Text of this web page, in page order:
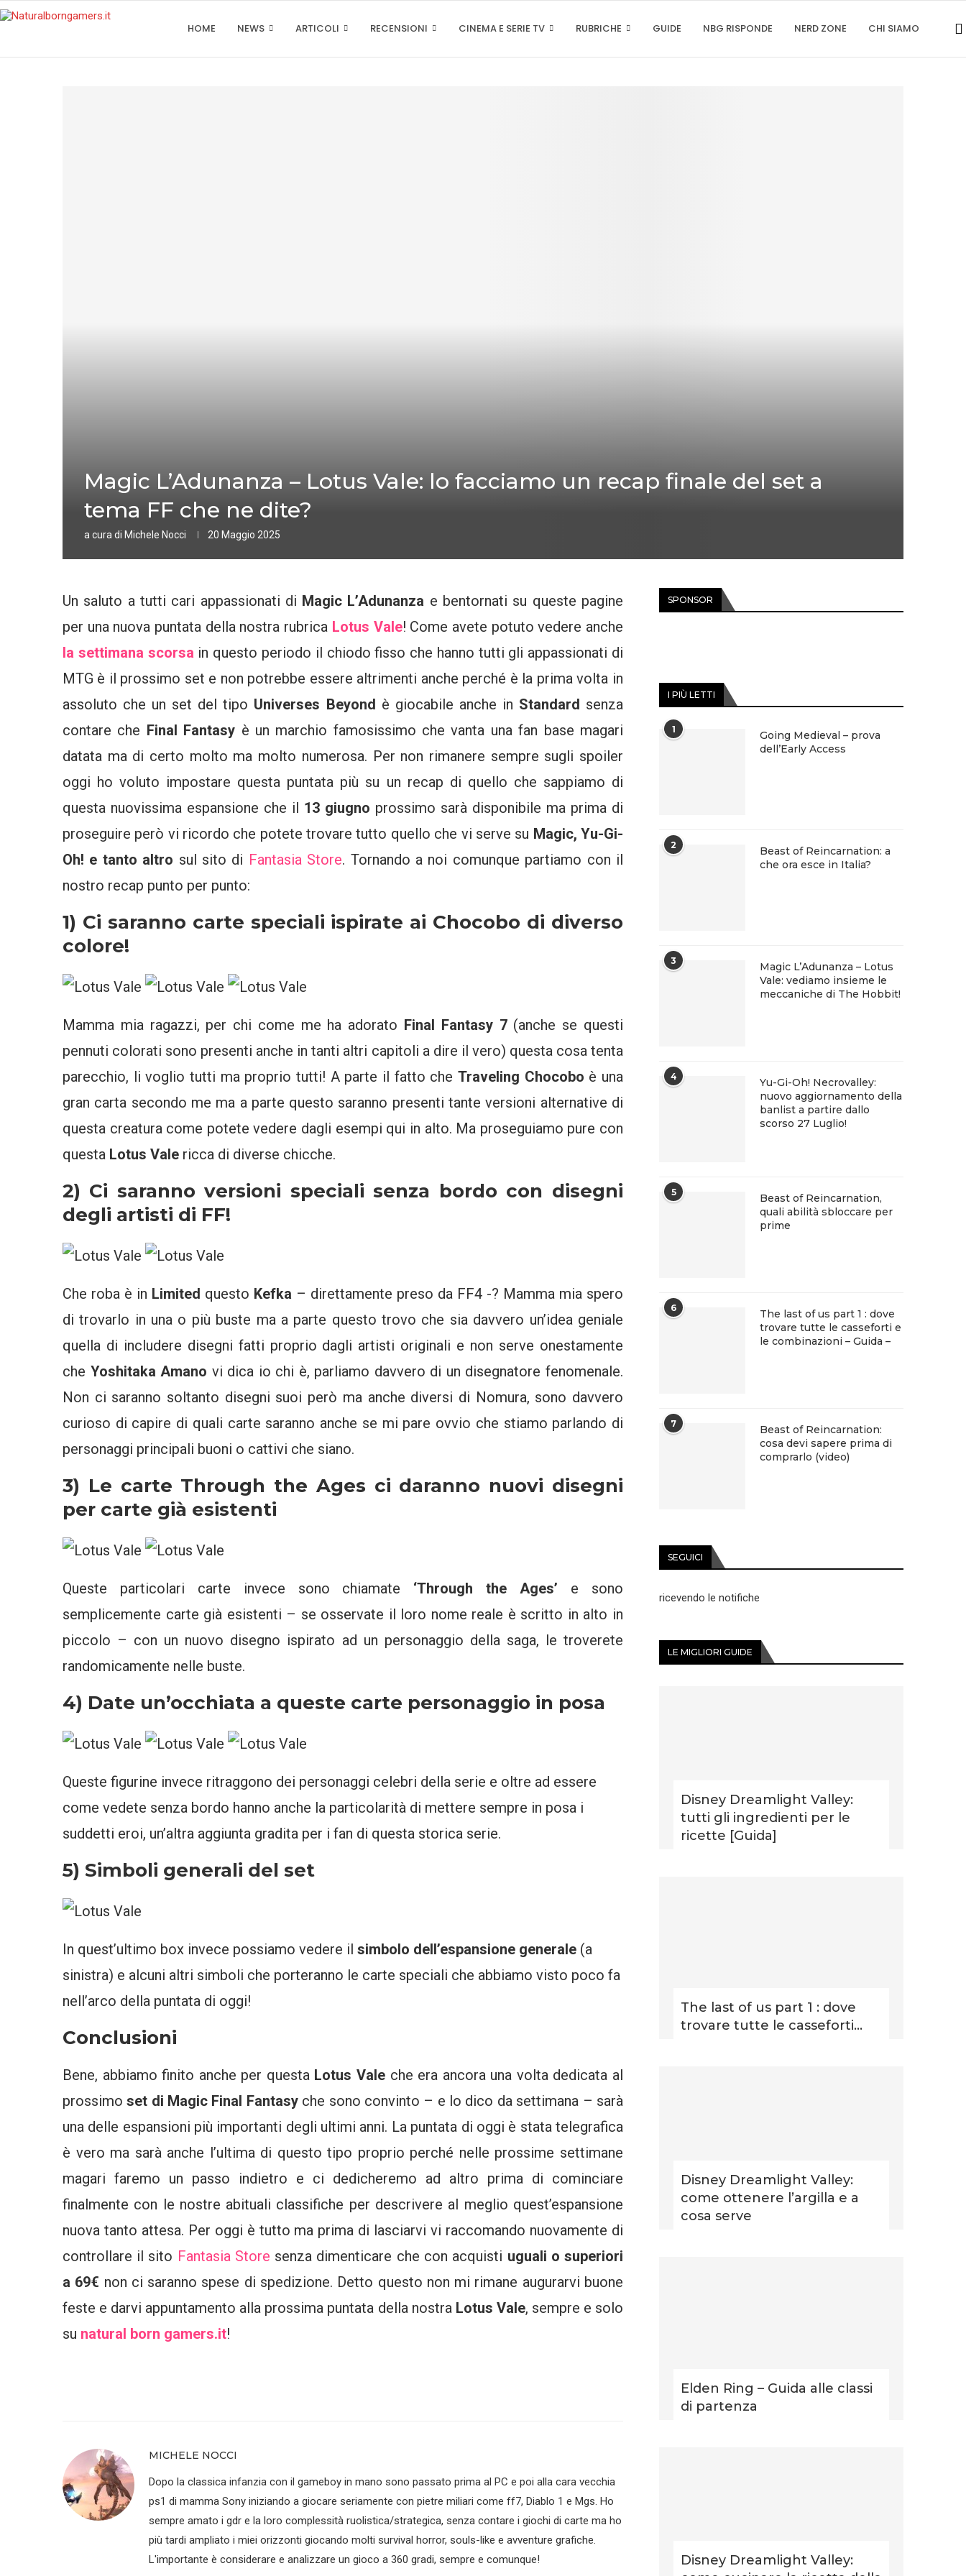
HOME NEWS ARTICOLI RECENSIONI CINEMA E SERIE TV RUBRICHE GUIDE NBG RISPONDE NERD ZONE CHI SIAMO
Magic L’Adunanza – Lotus Vale: lo facciamo un recap finale del set a
tema FF che ne dite?
a cura di Michele Nocci 20 Maggio 2025
Un saluto a tutti cari appassionati di Magic L’Adunanza e bentornati su queste pagine
per una nuova puntata della nostra rubrica Lotus Vale! Come avete potuto vedere anche
la settimana scorsa in questo periodo il chiodo fisso che hanno tutti gli appassionati di
MTG è il prossimo set e non potrebbe essere altrimenti anche perché è la prima volta in
assoluto che un set del tipo Universes Beyond è giocabile anche in Standard senza
contare che Final Fantasy è un marchio famosissimo che vanta una fan base magari
datata ma di certo molto ma molto numerosa. Per non rimanere sempre sugli spoiler
oggi ho voluto impostare questa puntata più su un recap di quello che sappiamo di
questa nuovissima espansione che il 13 giugno prossimo sarà disponibile ma prima di
proseguire però vi ricordo che potete trovare tutto quello che vi serve su Magic, Yu-Gi-
Oh! e tanto altro sul sito di Fantasia Store. Tornando a noi comunque partiamo con il
nostro recap punto per punto:
1) Ci saranno carte speciali ispirate ai Chocobo di diverso
colore!
Mamma mia ragazzi, per chi come me ha adorato Final Fantasy 7(anche se questi
pennuti colorati sono presenti anche in tanti altri capitoli a dire il vero) questa cosa tenta
parecchio, li voglio tutti ma proprio tutti! A parte il fatto che Traveling Chocobo è una
gran carta secondo me ma a parte questo saranno presenti tante versioni alternative di
questa creatura come potete vedere dagli esempi qui in alto. Ma proseguiamo pure con
questa Lotus Vale ricca di diverse chicche.
2) Ci saranno versioni speciali senza bordo con disegni
degli artisti di FF!
Che roba è in Limited questo Kefka – direttamente preso da FF4 -? Mamma mia spero
di trovarlo in una o più buste ma a parte questo trovo che sia davvero un’idea geniale
quella di includere disegni fatti proprio dagli artisti originali e non serve onestamente
che Yoshitaka Amano vi dica io chi è, parliamo davvero di un disegnatore fenomenale.
Non ci saranno soltanto disegni suoi però ma anche diversi di Nomura, sono davvero
curioso di capire di quali carte saranno anche se mi pare ovvio che stiamo parlando di
personaggi principali buoni o cattivi che siano.
3) Le carte Through the Ages ci daranno nuovi disegni
per carte già esistenti
Queste particolari carte invece sono chiamate ‘Through the Ages’ e sono
semplicemente carte già esistenti – se osservate il loro nome reale è scritto in alto in
piccolo – con un nuovo disegno ispirato ad un personaggio della saga, le troverete
randomicamente nelle buste.
4) Date un’occhiata a queste carte personaggio in posa
Queste figurine invece ritraggono dei personaggi celebri della serie e oltre ad essere
come vedete senza bordo hanno anche la particolarità di mettere sempre in posa i
suddetti eroi, un’altra aggiunta gradita per i fan di questa storica serie.
5) Simboli generali del set
In quest’ultimo box invece possiamo vedere il simbolo dell’espansione generale (a
sinistra) e alcuni altri simboli che porteranno le carte speciali che abbiamo visto poco fa
nell’arco della puntata di oggi!
Conclusioni
Bene, abbiamo finito anche per questa Lotus Vale che era ancora una volta dedicata al
prossimoset di Magic Final Fantasyche sono convinto – e lo dico da settimana – sarà
una delle espansioni più importanti degli ultimi anni. La puntata di oggi è stata telegrafica
è vero ma sarà anche l’ultima di questo tipo proprio perché nelle prossime settimane
magari faremo un passo indietro e ci dedicheremo ad altro prima di cominciare
finalmente con le nostre abituali classifiche per descrivere al meglio quest’espansione
nuova tanto attesa. Per oggi è tutto ma prima di lasciarvi vi raccomando nuovamente di
controllare il sito Fantasia Store senza dimenticare che con acquisti uguali o superiori
a 69€ non ci saranno spese di spedizione. Detto questo non mi rimane augurarvi buone
feste e darvi appuntamento alla prossima puntata della nostra Lotus Vale, sempre e solo
su natural born gamers.it!
MICHELE NOCCI
Dopo la classica infanzia con il gameboy in mano sono passato prima al PC e poi alla cara vecchia
ps1 di mamma Sony iniziando a giocare seriamente con pietre miliari come ff7, Diablo 1 e Mgs. Ho
sempre amato i gdr e la loro complessità ruolistica/strategica, senza contare i giochi di carte ma ho
più tardi ampliato i miei orizzonti giocando molti survival horror, souls-like e avventure grafiche.
L'importante è considerare e analizzare un gioco a 360 gradi, sempre e comunque!
SPONSOR
I PIÙ LETTI
1
Going Medieval – prova
dell’Early Access
2
Beast of Reincarnation: a
che ora esce in Italia?
3
Magic L’Adunanza – Lotus
Vale: vediamo insieme le
meccaniche di The Hobbit!
4
Yu-Gi-Oh! Necrovalley:
nuovo aggiornamento della
banlist a partire dallo
scorso 27 Luglio!
5
Beast of Reincarnation,
quali abilità sbloccare per
prime
6
The last of us part 1 : dove
trovare tutte le casseforti e
le combinazioni – Guida –
7
Beast of Reincarnation:
cosa devi sapere prima di
comprarlo (video)
SEGUICI
ricevendo le notifiche
LE MIGLIORI GUIDE
Disney Dreamlight Valley:
tutti gli ingredienti per le
ricette [Guida]
The last of us part 1 : dove
trovare tutte le casseforti...
Disney Dreamlight Valley:
come ottenere l’argilla e a
cosa serve
Elden Ring – Guida alle classi
di partenza
Disney Dreamlight Valley: